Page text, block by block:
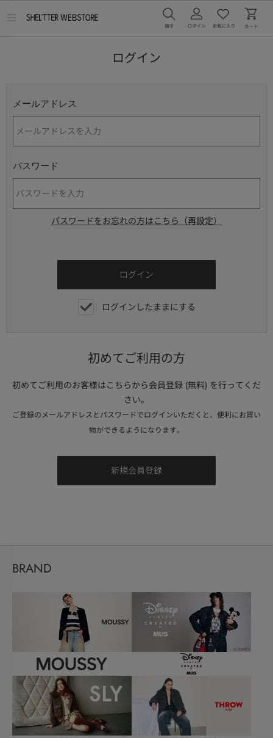
ログイン
メールアドレス
パスワード
パスワードをお忘れの方はこちら（再設定）
ログインしたままにする
初めてご利用の方
初めてご利用のお客様はこちらから会員登録 (無料) を行ってくだ
さい。
ご登録のメールアドレスとパスワードでログインいただくと、便利にお買い
物ができるようになります。
BRAND